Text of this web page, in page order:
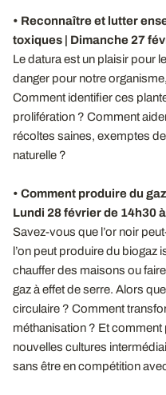
• Reconnaître et lutter
toxiques | Dimanche 27
Le datura est un plaisir pour
danger pour notre
Comment identifier ces
prolifération ? Comment
récoltes saines, exemptes
naturelle ?
• Comment produire du
Lundi 28 février de 14h30
Savez-vous que l’or noir
l’on peut produire du biogaz
chauffer des maisons ou
gaz à effet de serre. Alors
circulaire ? Comment
méthanisation ? Et
nouvelles cultures
sans être en compétition